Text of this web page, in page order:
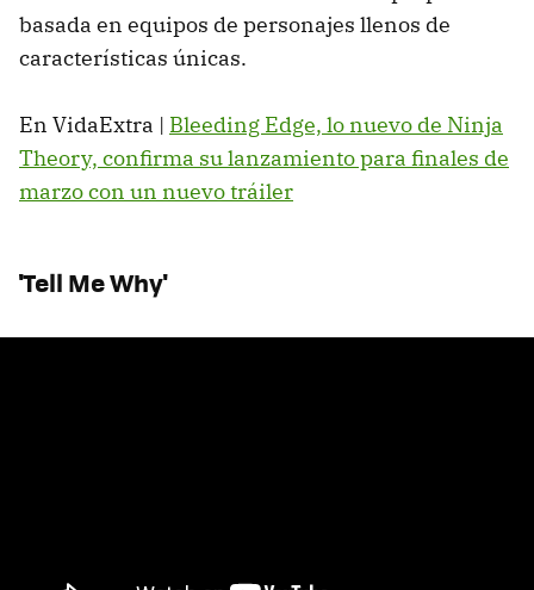
basada en equipos de personajes llenos de
características únicas.
En VidaExtra | Bleeding Edge, lo nuevo de Ninja
Theory, confirma su lanzamiento para finales de
marzo con un nuevo tráiler
'Tell Me Why'